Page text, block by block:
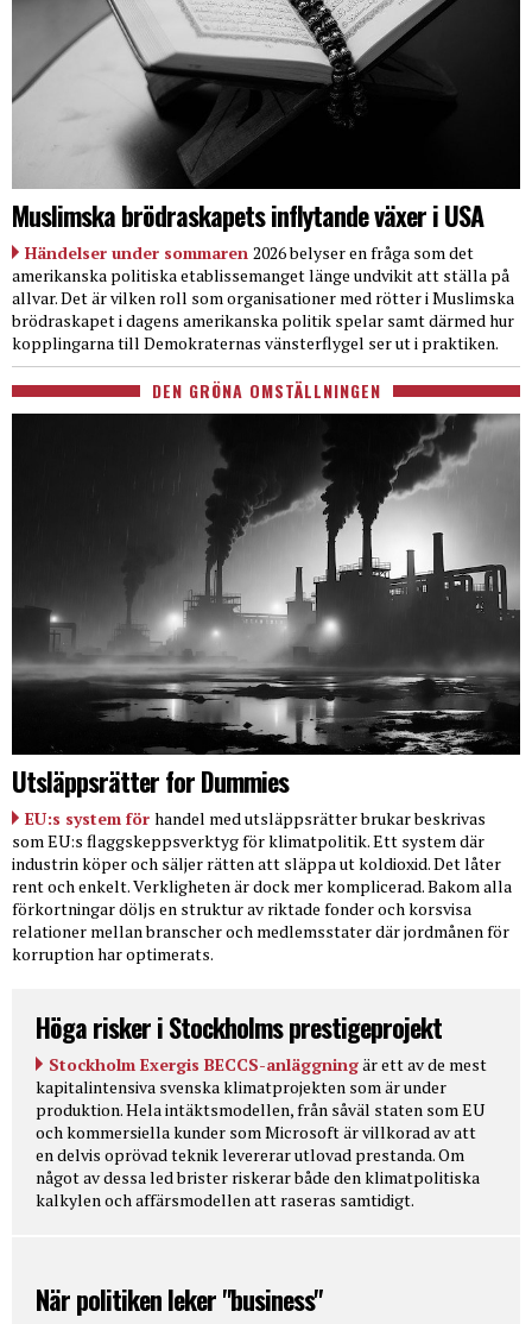
Muslimska brödraskapets inflytande växer i USA
Händelser under sommaren 2026 belyser en fråga som det
amerikanska politiska etablissemanget länge undvikit att ställa på
allvar. Det är vilken roll som organisationer med rötter i Muslimska
brödraskapet i dagens amerikanska politik spelar samt därmed hur
kopplingarna till Demokraternas vänsterflygel ser ut i praktiken.
DEN GRÖNA OMSTÄLLNINGEN
Utsläppsrätter for Dummies
EU:s system för handel med utsläppsrätter brukar beskrivas
som EU:s flaggskeppsverktyg för klimatpolitik. Ett system där
industrin köper och säljer rätten att släppa ut koldioxid. Det låter
rent och enkelt. Verkligheten är dock mer komplicerad. Bakom alla
förkortningar döljs en struktur av riktade fonder och korsvisa
relationer mellan branscher och medlemsstater där jordmånen för
korruption har optimerats.
Höga risker i Stockholms prestigeprojekt
Stockholm Exergis BECCS-anläggningär ett av de mest
kapitalintensiva svenska klimatprojekten som är under
produktion. Hela intäktsmodellen, från såväl staten som EU
och kommersiella kunder som Microsoft är villkorad av att
en delvis oprövad teknik levererar utlovad prestanda. Om
något av dessa led brister riskerar både den klimatpolitiska
kalkylen och affärsmodellen att raseras samtidigt.
När politiken leker "business"